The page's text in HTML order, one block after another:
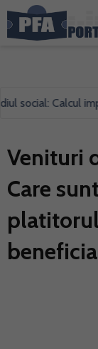
Calcul
Venituri
Care